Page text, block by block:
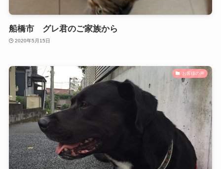
船橋市 グレ君のご家族から
2020年5月15日
お客様の声